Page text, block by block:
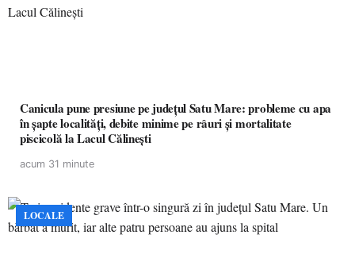
Canicula pune presiune pe județul Satu Mare: probleme cu apa
în șapte localități, debite minime pe râuri și mortalitate
piscicolă la Lacul Călinești
acum 31 minute
LOCALE